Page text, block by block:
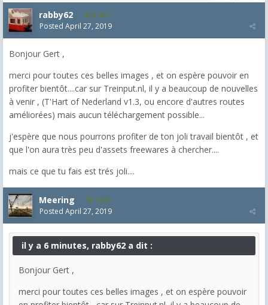
rabby62 8,454
Posted April 27, 2019
Bonjour Gert ,
merci pour toutes ces belles images , et on espère pouvoir en
profiter bientôt....car sur Treinput.nl, il y a beaucoup de nouvelles
à venir , (T'Hart of Nederland v1.3, ou encore d'autres routes
améliorées) mais aucun téléchargement possible...
j'espère que nous pourrons profiter de ton joli travail bientôt , et
que l'on aura très peu d'assets freewares à chercher....
mais ce que tu fais est trés joli....
Meering 1,992
Posted April 27, 2019
il y a 6 minutes, rabby62 a dit :
Bonjour Gert ,
merci pour toutes ces belles images , et on espère pouvoir